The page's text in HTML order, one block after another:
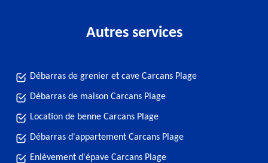
Autres services
Débarras de grenier et cave Carcans Plage
Débarras de maison Carcans Plage
Location de benne Carcans Plage
Débarras d'appartement Carcans Plage
Enlèvement d'épave Carcans Plage